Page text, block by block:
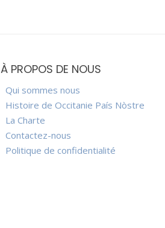
À PROPOS DE NOUS
Qui sommes nous
Histoire de Occitanie País Nòstre
La Charte
Contactez-nous
Politique de confidentialité